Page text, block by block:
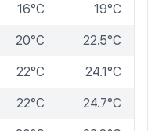
16°C 19°C
20°C 22.5°C
22°C 24.1°C
22°C 24.7°C